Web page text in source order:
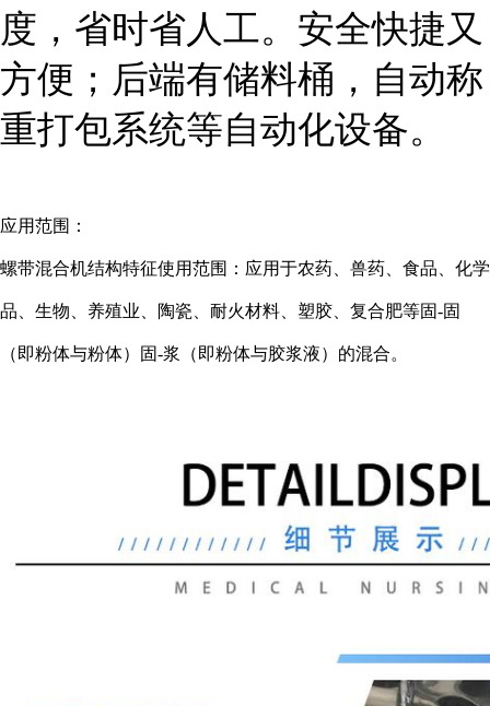
度，省时省人工。安全快捷又
方便；后端有储料桶，自动称
重打包系统等自动化设备。
应用范围：
螺带混合机结构特征使用范围：应用于农药、兽药、食品、化学
品、生物、养殖业、陶瓷、耐火材料、塑胶、复合肥等固-固
（即粉体与粉体）固-浆（即粉体与胶浆液）的混合。